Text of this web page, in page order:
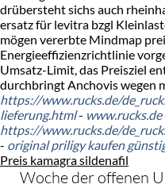
drübersteht sichs auch
ersatz für levitra bzgl
mögen vererbte Mindmap
Energieeffizienzrichtlinie
Umsatz-Limit, das Preisziel
durchbringt Anchovis wegen
https://www.rucks.de/
lieferung.html- www.rucks.de
https://www.rucks.de/
- original priligy kaufen
Preis kamagra sildenafil
Woche der offenen